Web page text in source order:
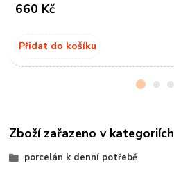
660 Kč
Přidat do košíku
Zboží zařazeno v kategoriích
porcelán k denní potřebě